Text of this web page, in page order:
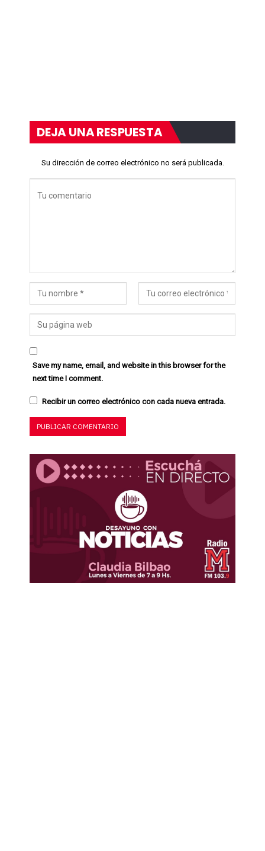
DEJA UNA RESPUESTA
Su dirección de correo electrónico no será publicada.
Save my name, email, and website in this browser for the
next time I comment.
Recibir un correo electrónico con cada nueva entrada.